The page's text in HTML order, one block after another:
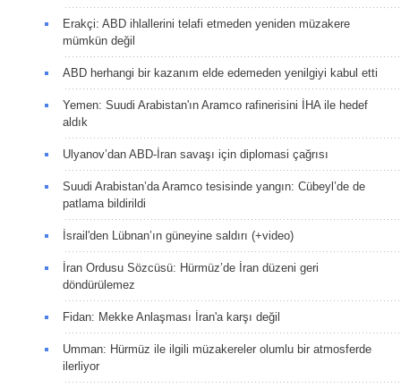
Erakçi: ABD ihlallerini telafi etmeden yeniden müzakere
mümkün değil
ABD herhangi bir kazanım elde edemeden yenilgiyi kabul etti
Yemen: Suudi Arabistan'ın Aramco rafinerisini İHA ile hedef
aldık
Ulyanov’dan ABD-İran savaşı için diplomasi çağrısı
Suudi Arabistan’da Aramco tesisinde yangın: Cübeyl’de de
patlama bildirildi
İsrail'den Lübnan’ın güneyine saldırı (+video)
İran Ordusu Sözcüsü: Hürmüz’de İran düzeni geri
döndürülemez
Fidan: Mekke Anlaşması İran'a karşı değil
Umman: Hürmüz ile ilgili müzakereler olumlu bir atmosferde
ilerliyor